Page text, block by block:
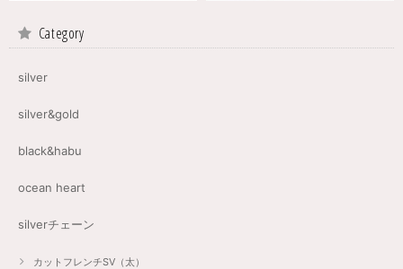
Category
silver
silver&gold
black&habu
ocean heart
silverチェーン
カットフレンチSV（太）